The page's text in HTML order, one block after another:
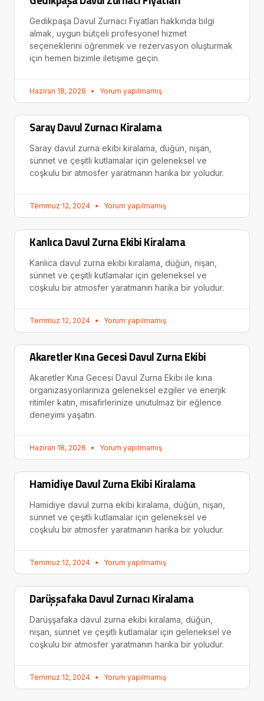
Gedikpaşa Davul Zurnacı Fiyatları hakkında bilgi
almak, uygun bütçeli profesyonel hizmet
seçeneklerini öğrenmek ve rezervasyon oluşturmak
için hemen bizimle iletişime geçin.
Haziran 18, 2026 Yorum yapılmamış
Saray Davul Zurnacı Kiralama
Saray davul zurna ekibi kiralama, düğün, nişan,
sünnet ve çeşitli kutlamalar için geleneksel ve
coşkulu bir atmosfer yaratmanın harika bir yoludur.
Temmuz 12, 2024 Yorum yapılmamış
Kanlıca Davul Zurna Ekibi Kiralama
Kanlıca davul zurna ekibi kiralama, düğün, nişan,
sünnet ve çeşitli kutlamalar için geleneksel ve
coşkulu bir atmosfer yaratmanın harika bir yoludur.
Temmuz 12, 2024 Yorum yapılmamış
Akaretler Kına Gecesi Davul Zurna Ekibi
Akaretler Kına Gecesi Davul Zurna Ekibi ile kına
organizasyonlarınıza geleneksel ezgiler ve enerjik
ritimler katın, misafirlerinize unutulmaz bir eğlence
deneyimi yaşatın.
Haziran 18, 2026 Yorum yapılmamış
Hamidiye Davul Zurna Ekibi Kiralama
Hamidiye davul zurna ekibi kiralama, düğün, nişan,
sünnet ve çeşitli kutlamalar için geleneksel ve
coşkulu bir atmosfer yaratmanın harika bir yoludur.
Temmuz 12, 2024 Yorum yapılmamış
Darüşşafaka Davul Zurnacı Kiralama
Darüşşafaka davul zurna ekibi kiralama, düğün,
nişan, sünnet ve çeşitli kutlamalar için geleneksel ve
coşkulu bir atmosfer yaratmanın harika bir yoludur.
Temmuz 12, 2024 Yorum yapılmamış